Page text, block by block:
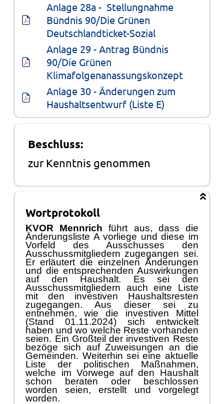
Anlage 28a -  Stellungnahme
Bündnis 90/Die Grünen
Deutschlandticket-Sozial
Anlage 29 - Antrag Bündnis
90/Die Grünen
Klimafolgenanassungskonzept
Anlage 30 - Änderungen zum
Haushaltsentwurf (Liste E)
Beschluss:
zur Kenntnis genommen
Wortprotokoll
KVOR Mennrich führt aus, dass die
Änderungsliste A vorliege und diese im
Vorfeld des Ausschusses den
Ausschussmitgliedern zugegangen sei.
Er erläutert die einzelnen Änderungen
und die entsprechenden Auswirkungen
auf den Haushalt. Es sei den
Ausschussmitgliedern auch eine Liste
mit den investiven Haushaltsresten
zugegangen. Aus dieser sei zu
entnehmen, wie die investiven Mittel
(Stand 01.11.2024) sich entwickelt
haben und wo welche Reste vorhanden
seien. Ein Großteil der investiven Reste
bezöge sich auf Zuweisungen an die
Gemeinden. Weiterhin sei eine aktuelle
Liste der politischen Maßnahmen,
welche im Vorwege auf den Haushalt
schon
beraten oder
beschlossen
worden seien, erstellt und vorgelegt
worden.